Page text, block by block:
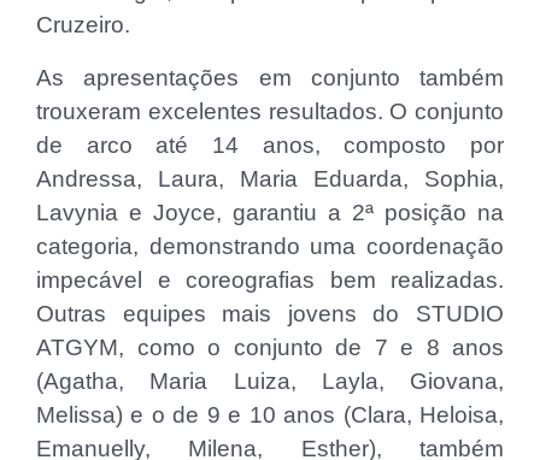
Cruzeiro.
As apresentações em conjunto também
trouxeram excelentes resultados. O conjunto
de arco até 14 anos, composto por
Andressa, Laura, Maria Eduarda, Sophia,
Lavynia e Joyce, garantiu a 2ª posição na
categoria, demonstrando uma coordenação
impecável e coreografias bem realizadas.
Outras equipes mais jovens do STUDIO
ATGYM, como o conjunto de 7 e 8 anos
(Agatha, Maria Luiza, Layla, Giovana,
Melissa) e o de 9 e 10 anos (Clara, Heloisa,
Emanuelly, Milena, Esther), também